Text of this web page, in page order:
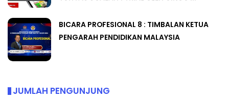
BICARA PROFESIONAL 8 : TIMBALAN KETUA
PENGARAH PENDIDIKAN MALAYSIA
JUMLAH PENGUNJUNG